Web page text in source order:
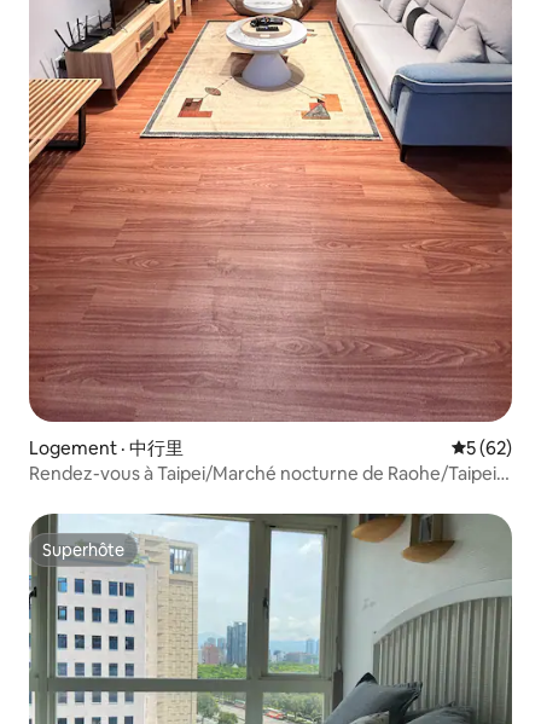
Logement · 中行里 Note
5 (62)
Rendez-vous à Taipei/Marché nocturne de Raohe/Taipei
nécessaire, veuillez nous contacter
Superhôte
Superhôte